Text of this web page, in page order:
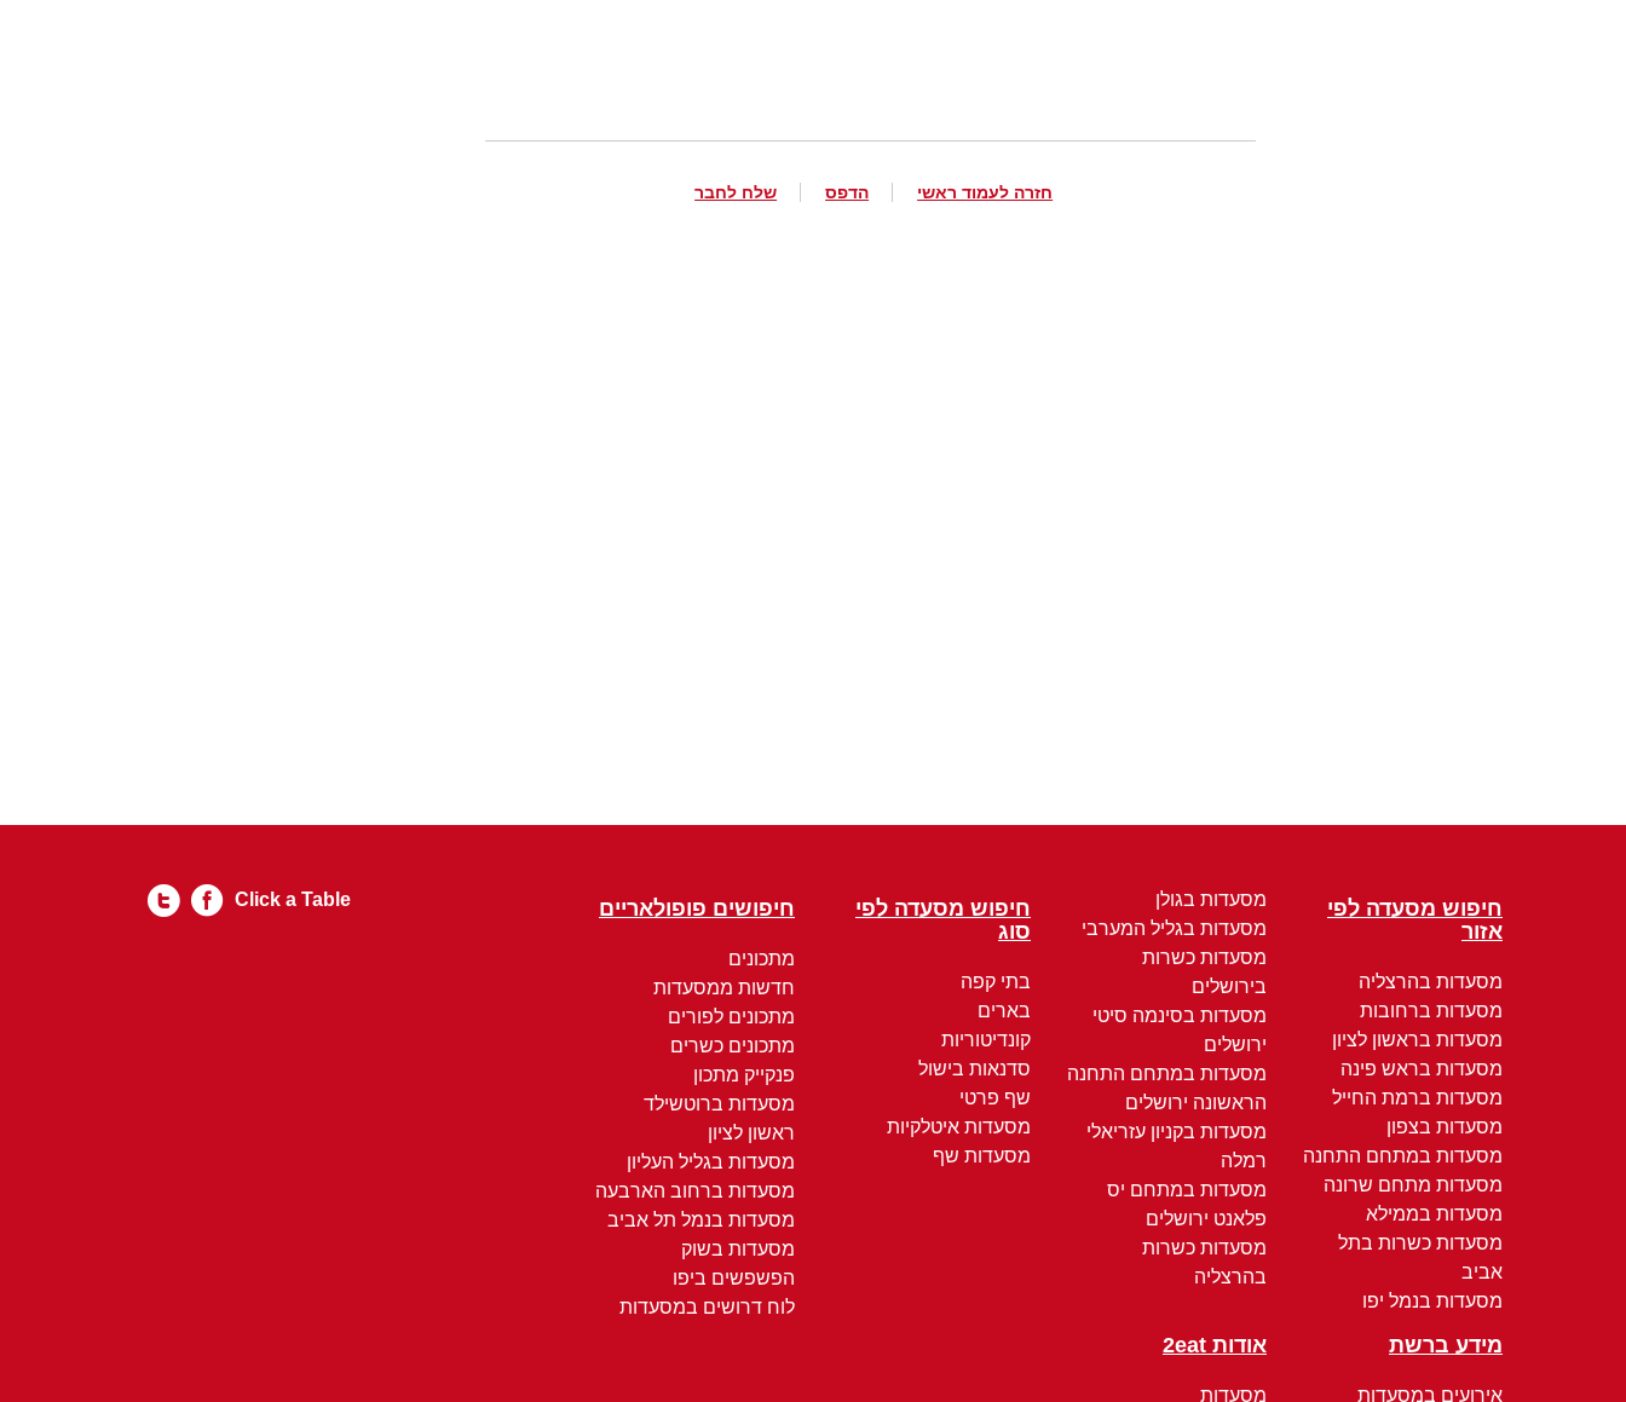
חזרה לעמוד ראשי הדפס שלח לחבר
חיפוש מסעדה לפי
אזור
מסעדות בהרצליה
מסעדות ברחובות
מסעדות בראשון לציון
מסעדות בראש פינה
מסעדות ברמת החייל
מסעדות בצפון
מסעדות במתחם התחנה
מסעדות מתחם שרונה
מסעדות בממילא
מסעדות כשרות בתל
אביב
מסעדות בנמל יפו
מסעדות בגולן
מסעדות בגליל המערבי
מסעדות כשרות
בירושלים
מסעדות בסינמה סיטי
ירושלים
מסעדות במתחם התחנה
הראשונה ירושלים
מסעדות בקניון עזריאלי
רמלה
מסעדות במתחם יס
פלאנט ירושלים
מסעדות כשרות
בהרצליה
חיפוש מסעדה לפי
סוג
בתי קפה
בארים
קונדיטוריות
סדנאות בישול
שף פרטי
מסעדות איטלקיות
מסעדות שף
חיפושים פופולאריים
מתכונים
חדשות ממסעדות
מתכונים לפורים
מתכונים כשרים
פנקייק מתכון
מסעדות ברוטשילד
ראשון לציון
מסעדות בגליל העליון
מסעדות ברחוב הארבעה
מסעדות בנמל תל אביב
מסעדות בשוק
הפשפשים ביפו
לוח דרושים במסעדות
מידע ברשת
אירועים במסעדות
אודות 2eat
מסעדות
Click a Table